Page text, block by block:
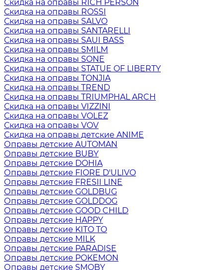
Скидка на оправы RICH PERSON
Скидка на оправы ROSSI
Скидка на оправы SALVO
Скидка на оправы SANTARELLI
Скидка на оправы SAUI BASS
Скидка на оправы SMILM
Скидка на оправы SONE
Скидка на оправы STATUE OF LIBERTY
Скидка на оправы TONJIA
Скидка на оправы TREND
Скидка на оправы TRIUMPHAL ARCH
Скидка на оправы VIZZINI
Скидка на оправы VOLEZ
Скидка на оправы VOV
Скидка на оправы детские ANIME
Оправы детские AUTOMAN
Оправы детские BUBY
Оправы детские DOHIA
Оправы детские FIORE D'ULIVO
Оправы детские FRESII LINE
Оправы детские GOLDBUG
Оправы детские GOLDDOG
Оправы детские GOOD CHILD
Оправы детские HAPPY
Оправы детские KITO TO
Оправы детские MILK
Оправы детские PARADISE
Оправы детские POKEMON
Оправы детские SMOBY